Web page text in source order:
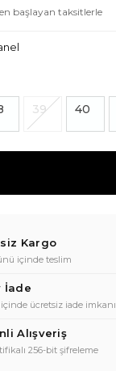
başlayan taksitlerle
39 40
Kargo
içinde teslim
İade
ücretsiz iade imkanı
Alışveriş
256-bit şifreleme